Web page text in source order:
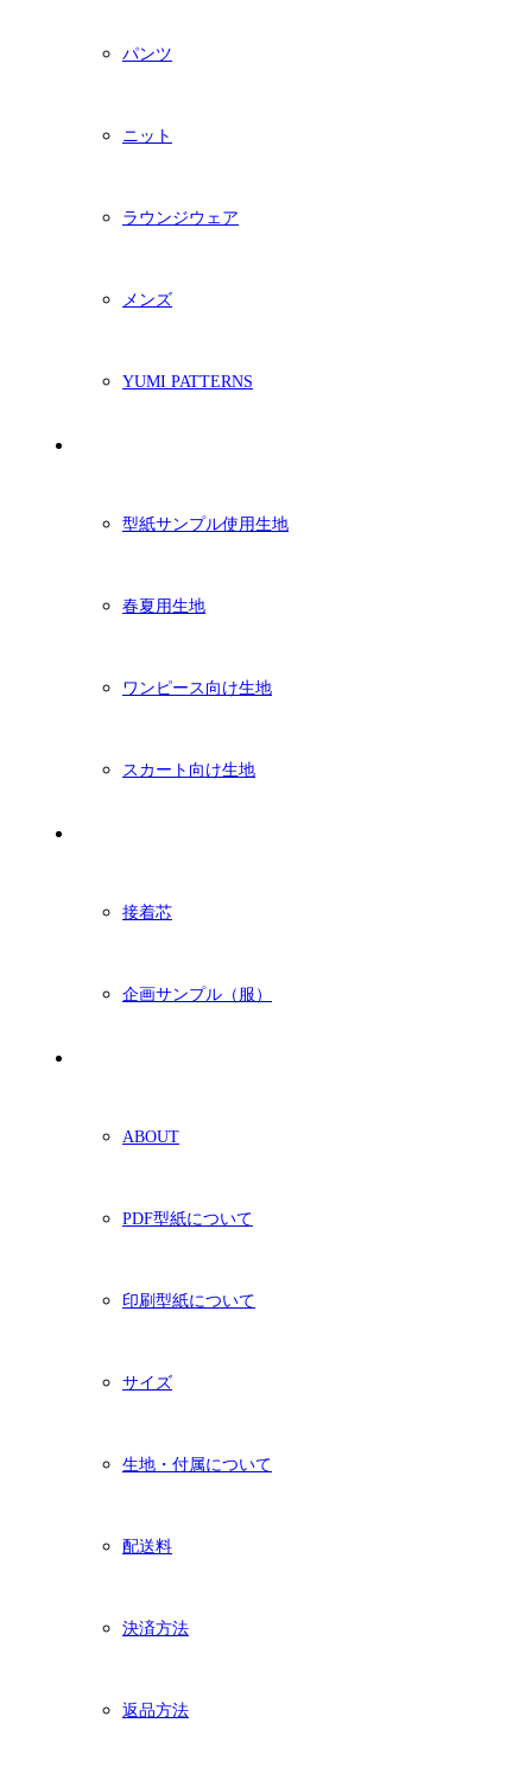
パンツ
ニット
ラウンジウェア
メンズ
YUMI PATTERNS
型紙サンプル使用生地
春夏用生地
ワンピース向け生地
スカート向け生地
接着芯
企画サンプル（服）
ABOUT
PDF型紙について
印刷型紙について
サイズ
生地・付属について
配送料
決済方法
返品方法